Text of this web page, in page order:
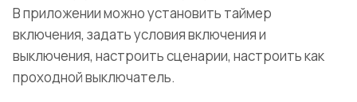
В приложении можно установить таймер
включения, задать условия включения и
выключения, настроить сценарии, настроить как
проходной выключатель.